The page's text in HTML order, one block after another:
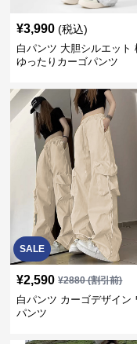
¥3,990 (税込)
白パンツ 大胆シルエット
ゆったりカーゴパンツ
SALE
¥2,590 ¥2880(割引前)
白パンツ カーゴデザイン
パンツ